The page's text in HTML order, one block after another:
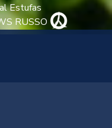
Estufas
RUSSO